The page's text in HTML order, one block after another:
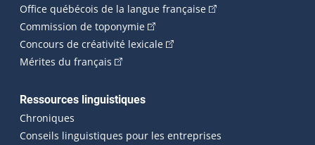
Office québécois de la langue française(Cet hyperlien
Commission de toponymie(Cet hyperlien externe s'ouvrira
Concours de créativité lexicale(Cet hyperlien externe
Mérites du français (Cet hyperlien externe s'ouvrira dans une
Ressources linguistiques
Chroniques
Conseils linguistiques pour les entreprises